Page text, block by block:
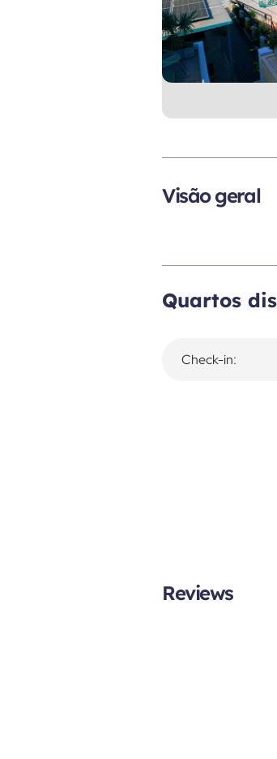
Visão geral
Quartos
Check-in:
Reviews